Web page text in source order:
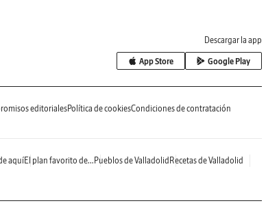
Descargar la app
App Store Google Play
editorialesPolítica de cookiesCondiciones de contratación
aquíEl plan favorito de... Pueblos de Valladolid Recetas de Valladolid